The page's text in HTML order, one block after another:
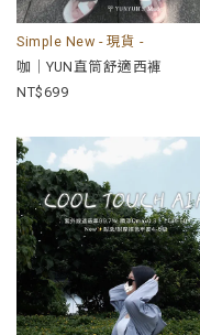
Simple New - 現貨 -
咖｜YUN直筒舒適西褲
699